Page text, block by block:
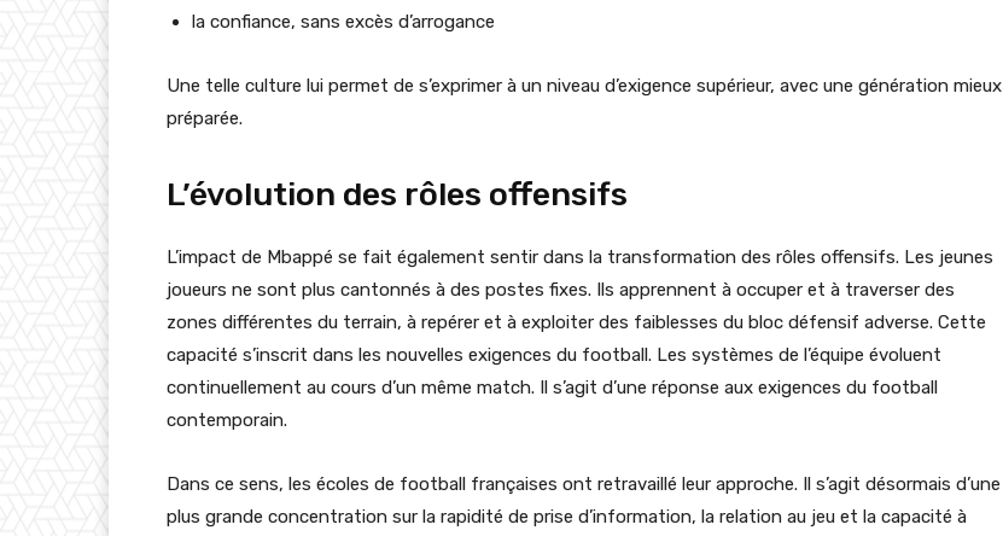
la confiance, sans excès d’arrogance
Une telle culture lui permet de s’exprimer à un niveau d’exigence supérieur, avec une génération mieux
préparée.
L’évolution des rôles offensifs
L’impact de Mbappé se fait également sentir dans la transformation des rôles offensifs. Les jeunes
joueurs ne sont plus cantonnés à des postes fixes. Ils apprennent à occuper et à traverser des
zones différentes du terrain, à repérer et à exploiter des faiblesses du bloc défensif adverse. Cette
capacité s’inscrit dans les nouvelles exigences du football. Les systèmes de l’équipe évoluent
continuellement au cours d’un même match. Il s’agit d’une réponse aux exigences du football
contemporain.
Dans ce sens, les écoles de football françaises ont retravaillé leur approche. Il s’agit désormais d’une
plus grande concentration sur la rapidité de prise d’information, la relation au jeu et la capacité à